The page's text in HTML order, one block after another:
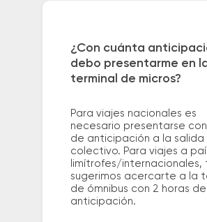
¿Con cuánta
debo presentarme en
terminal de micros?
Para viajes nacionales es
necesario presentarse con
de anticipación a la salida
colectivo. Para viajes a
limítrofes/internacionales,
sugerimos acercarte a la
de ómnibus con 2 horas de
anticipación.